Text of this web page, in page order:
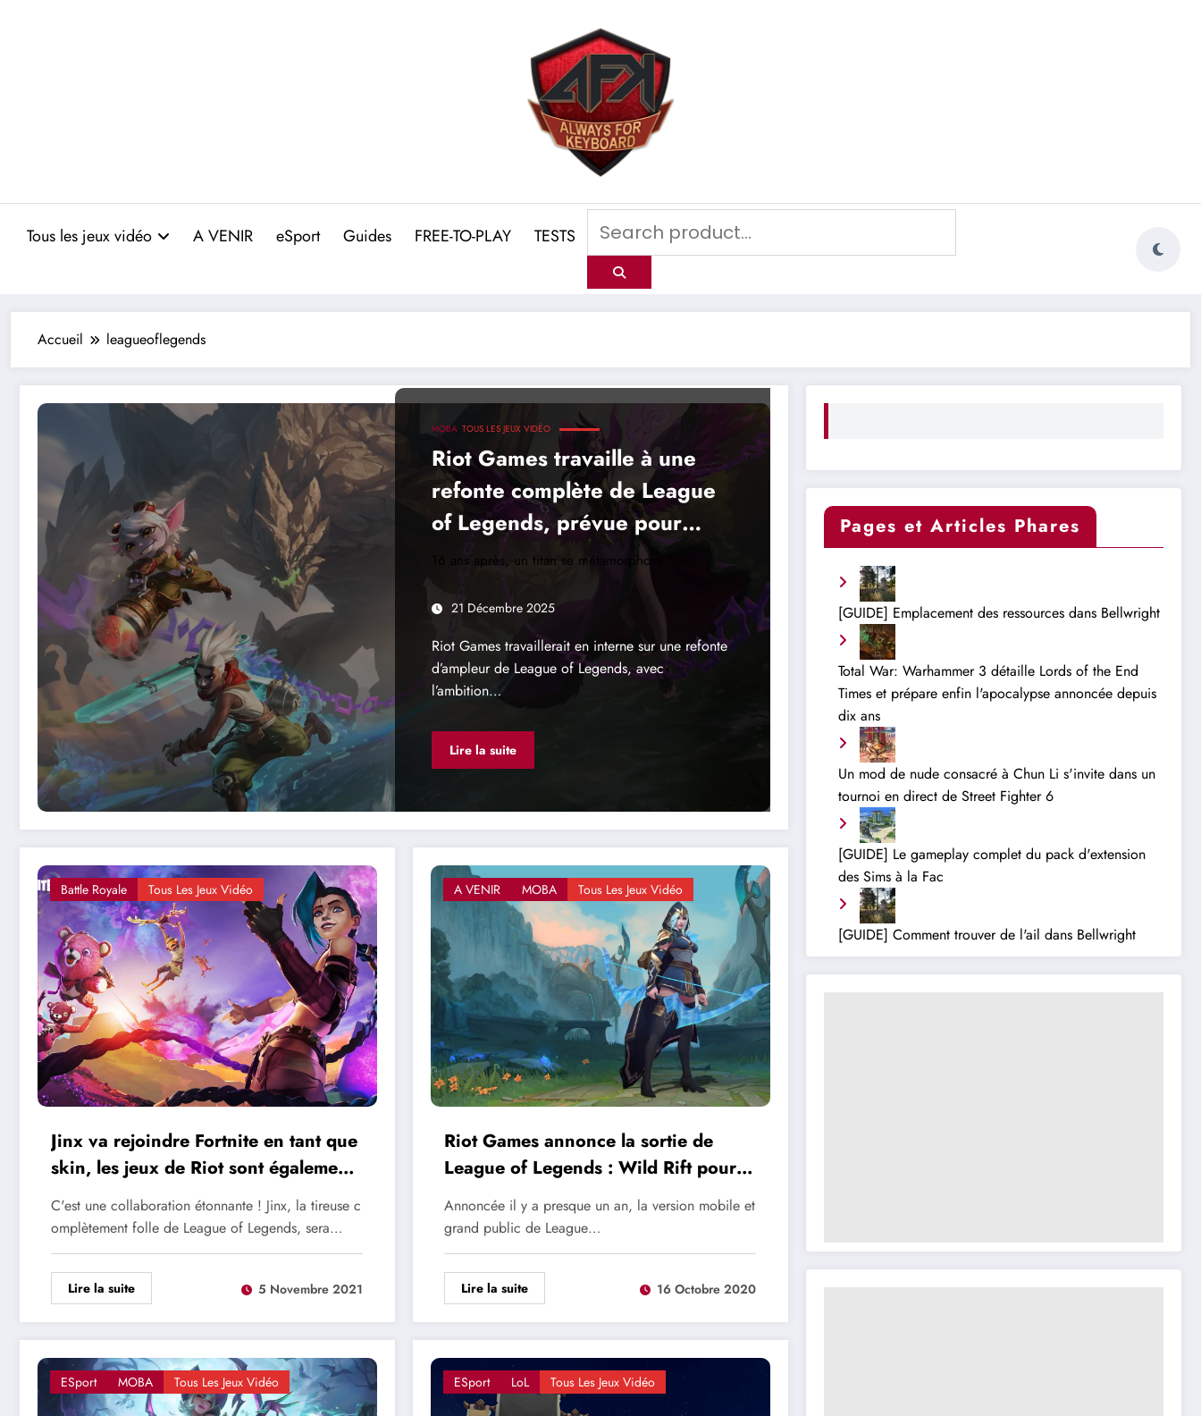
Tous les jeux vidéo A VENIR eSport Guides FREE-TO-PLAY TESTS
Accueil leagueoflegends
MOBA TOUS LES JEUX VIDÉO
Riot Games travaille à une
refonte complète de League
of Legends, prévue pour
2027
16 ans après, un titan se métamorphose
21 Décembre 2025
Riot Games travaillerait en interne sur une refonte
d’ampleur de League of Legends, avec
l’ambition…
Lire la suite
Battle Royale Tous Les Jeux Vidéo
Jinx va rejoindre Fortnite en tant que
skin, les jeux de Riot sont également
disponibles sur l’Epic Games Store
C'est une collaboration étonnante ! Jinx, la tireuse c
omplètement folle de League of Legends, sera…
Lire la suite 5 Novembre 2021
A VENIR MOBA Tous Les Jeux Vidéo
Riot Games annonce la sortie de
League of Legends : Wild Rift pour
décembre
Annoncée il y a presque un an, la version mobile et
grand public de League…
Lire la suite 16 Octobre 2020
ESport MOBA Tous Les Jeux Vidéo ESport LoL Tous Les Jeux Vidéo
Pages et Articles Phares
[GUIDE] Emplacement des ressources dans Bellwright
Total War: Warhammer 3 détaille Lords of the End
Times et prépare enfin l'apocalypse annoncée depuis
dix ans
Un mod de nude consacré à Chun Li s'invite dans un
tournoi en direct de Street Fighter 6
[GUIDE] Le gameplay complet du pack d'extension
des Sims à la Fac
[GUIDE] Comment trouver de l'ail dans Bellwright